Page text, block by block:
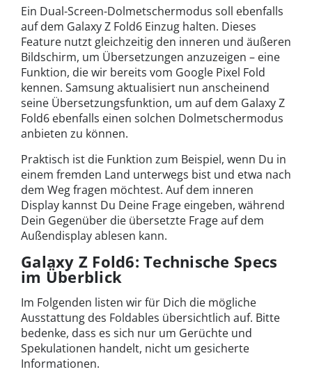
Ein Dual-Screen-Dolmetschermodus soll ebenfalls
auf dem Galaxy Z Fold6 Einzug halten. Dieses
Feature nutzt gleichzeitig den inneren und äußeren
Bildschirm, um Übersetzungen anzuzeigen – eine
Funktion, die wir bereits vom Google Pixel Fold
kennen. Samsung aktualisiert nun anscheinend
seine Übersetzungsfunktion, um auf dem Galaxy Z
Fold6 ebenfalls einen solchen Dolmetschermodus
anbieten zu können.
Praktisch ist die Funktion zum Beispiel, wenn Du in
einem fremden Land unterwegs bist und etwa nach
dem Weg fragen möchtest. Auf dem inneren
Display kannst Du Deine Frage eingeben, während
Dein Gegenüber die übersetzte Frage auf dem
Außendisplay ablesen kann.
Galaxy Z Fold6: Technische Specs
im Überblick
Im Folgenden listen wir für Dich die mögliche
Ausstattung des Foldables übersichtlich auf. Bitte
bedenke, dass es sich nur um Gerüchte und
Spekulationen handelt, nicht um gesicherte
Informationen.